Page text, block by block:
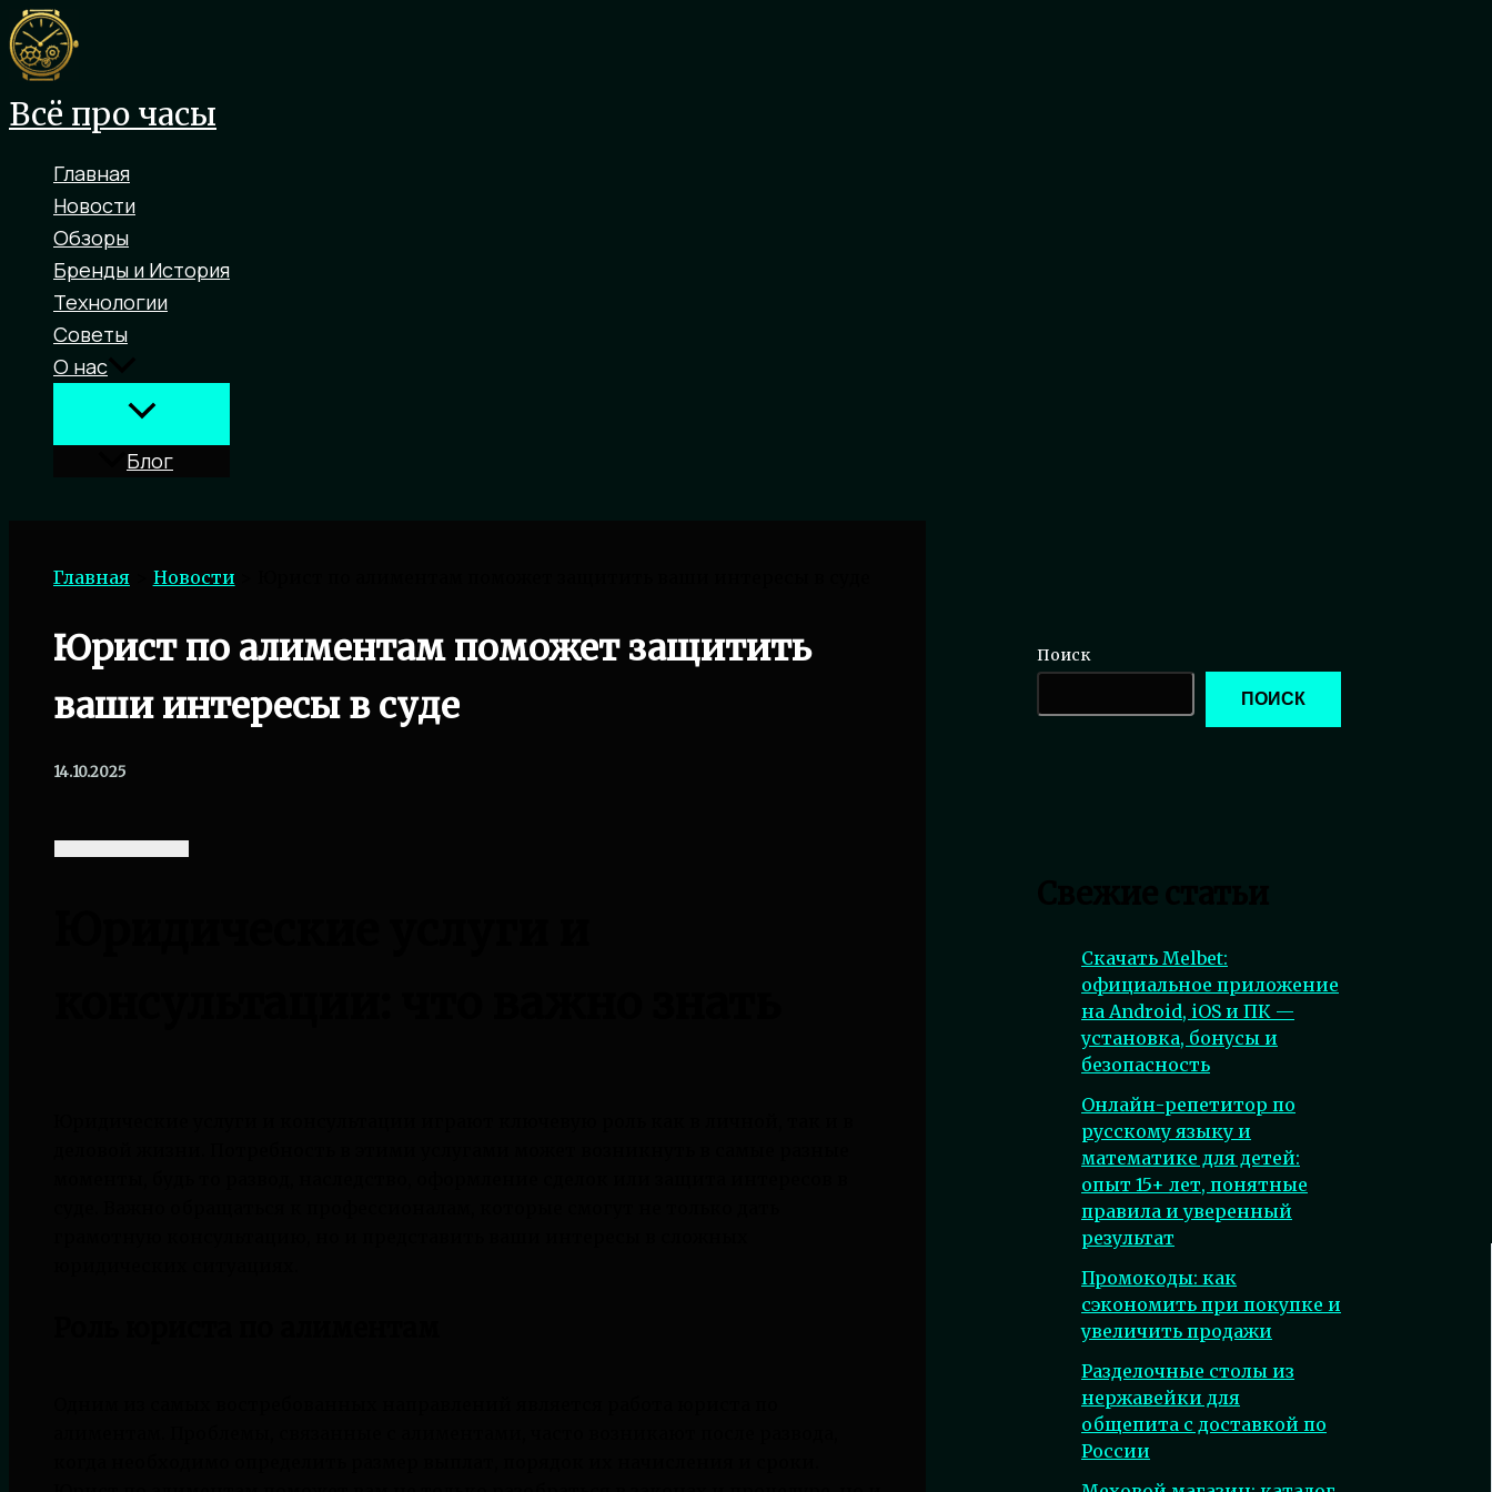
Перейти
к
содержимому
Всё про часы
Главная
Новости
Обзоры
Бренды и История
Технологии
Советы
О нас
Блог
Главная Новости
Юрист по алиментам поможет защитить
ваши интересы в суде
14.10.2025
Поиск
ПОИСК
Скачать Melbet:
официальное приложение
на Android, iOS и ПК —
установка, бонусы и
безопасность
Онлайн-репетитор по
русскому языку и
математике для детей:
опыт 15+ лет, понятные
правила и уверенный
результат
Промокоды: как
сэкономить при покупке и
увеличить продажи
Разделочные столы из
нержавейки для
общепита с доставкой по
России